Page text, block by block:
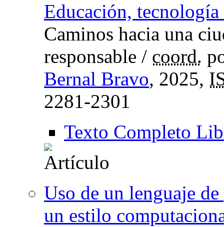
Educación,
Caminos hacia una
responsable / coord.
Bernal Bravo, 2025,
2281-2301
Texto Completo
Uso de un lenguaje
un estilo